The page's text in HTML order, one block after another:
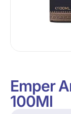
Emper
100Ml